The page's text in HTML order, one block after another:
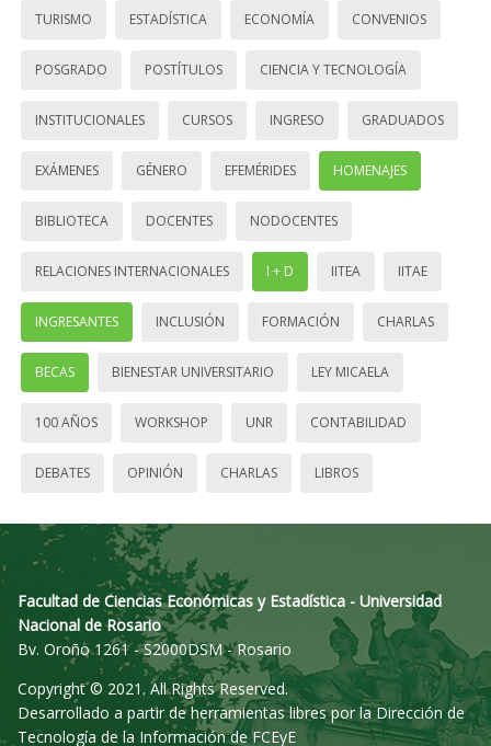
TURISMO ESTADÍSTICA ECONOMÍA CONVENIOS
POSGRADO POSTÍTULOS CIENCIA Y TECNOLOGÍA
INSTITUCIONALES CURSOS INGRESO GRADUADOS
EXÁMENES GÉNERO EFEMÉRIDES HOMENAJES
BIBLIOTECA DOCENTES NODOCENTES
RELACIONES INTERNACIONALES I + D IITEA IITAE
INGRESANTES INCLUSIÓN FORMACIÓN CHARLAS
BECAS BIENESTAR UNIVERSITARIO LEY MICAELA
100 AÑOS WORKSHOP UNR CONTABILIDAD
DEBATES OPINIÓN CHARLAS LIBROS
Facultad de Ciencias Económicas y Estadística - Universidad
Nacional de Rosario
Bv. Oroño 1261 - S2000DSM - Rosario
Copyright © 2021. All Rights Reserved.
Desarrollado a partir de herramientas libres por la Dirección de
Tecnología de la Información de FCEyE